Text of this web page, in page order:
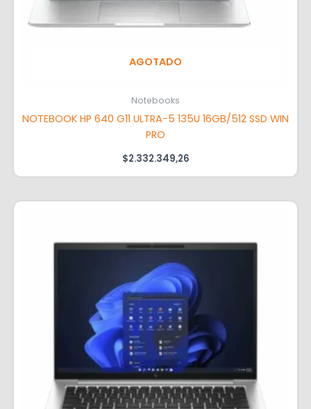
AGOTADO
Notebooks
NOTEBOOK HP 640 G11 ULTRA-5 135U 16GB/512 SSD WIN
PRO
$2.332.349,26